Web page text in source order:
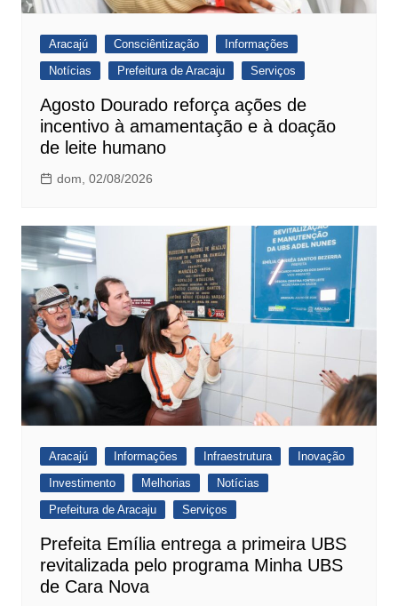
Aracajú Consciêntização
Informações
Notícias
Prefeitura de Aracaju Serviços
Agosto Dourado reforça ações de
incentivo à amamentação e à doação
de leite humano
dom, 02/08/2026
Aracajú Informações Infraestrutura
Inovação
Investimento
Melhorias
Notícias
Prefeitura de Aracaju
Serviços
Prefeita Emília entrega a primeira UBS
revitalizada pelo programa Minha UBS
de Cara Nova